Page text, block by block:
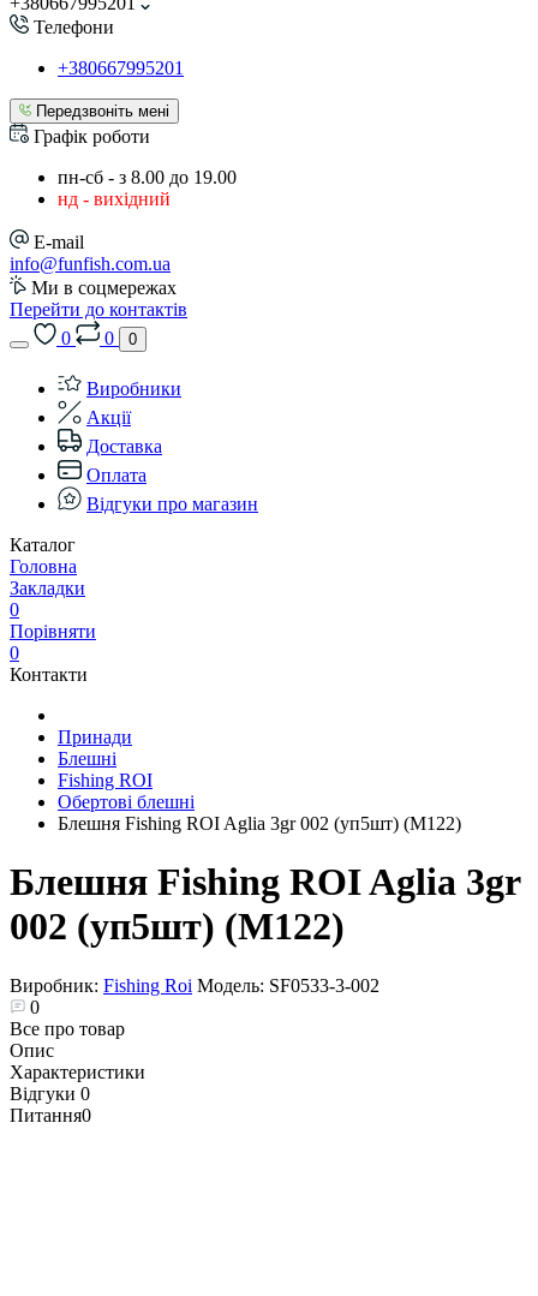
Телефони
+380667995201
Передзвоніть мені
Графік роботи
пн-сб - з 8.00 до 19.00
нд - вихідний
E-mail
info@funfish.com.ua
Ми в соцмережах
Перейти до контактів
0
0 0
Виробники
Акції
Доставка
Оплата
Відгуки про магазин
Каталог
Головна
Закладки
0
Порівняти
0
Контакти
Принади
Блешні
Fishing ROI
Обертові блешні
Блешня Fishing ROI Aglia 3gr 002 (уп5шт) (M122)
Блешня Fishing ROI Aglia 3gr
002 (уп5шт) (M122)
Виробник: Fishing Roi Модель: SF0533-3-002
0
Все про товар
Опис
Характеристики
Відгуки 0
Питання0